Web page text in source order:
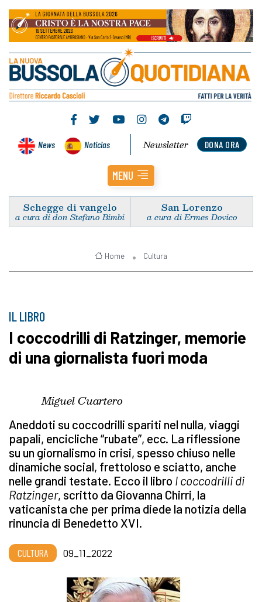
News Noticias DONA ORA
Newsletter
MENU
Schegge di vangelo
a cura di don Stefano Bimbi
San Lorenzo
a cura di Ermes Dovico
Home Cultura
IL LIBRO
I coccodrilli di Ratzinger, memorie
di una giornalista fuori moda
Miguel Cuartero
Aneddoti su coccodrilli spariti nel nulla, viaggi
papali, encicliche “rubate”, ecc. La riflessione
su un giornalismo in crisi, spesso chiuso nelle
dinamiche social, frettoloso e sciatto, anche
nelle grandi testate. Ecco il libro I coccodrilli di
Ratzinger, scritto da Giovanna Chirri, la
vaticanista che per prima diede la notizia della
rinuncia di Benedetto XVI.
CULTURA 09_11_2022